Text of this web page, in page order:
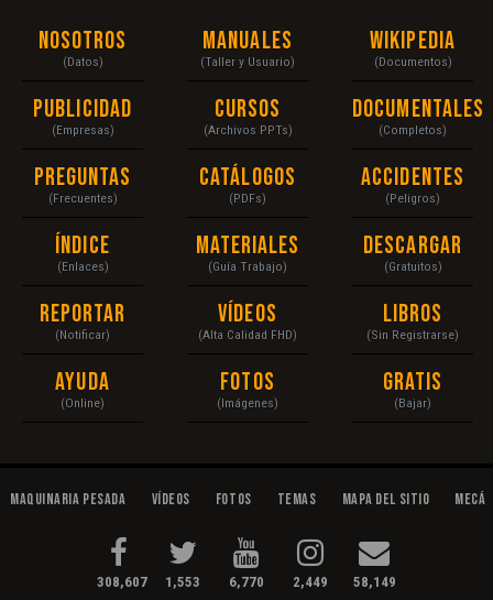
Nosotros
(Datos)
Publicidad
(Empresas)
Preguntas
(Frecuentes)
Índice
(Enlaces)
Reportar
(Notificar)
Ayuda
(Online)
Manuales
(Taller y Usuario)
Cursos
(Archivos PPTs)
Catálogos
(PDFs)
Materiales
(Guía Trabajo)
Vídeos
(Alta Calidad FHD)
Fotos
(Imágenes)
Wikipedia
(Documentos)
Documentales
(Completos)
Accidentes
(Peligros)
Descargar
(Gratuitos)
Libros
(Sin Registrarse)
Gratis
(Bajar)
Maquinaria Pesada Vídeos Fotos Temas Mapa del Sitio
308,607 1,553 6,770 2,449 58,149